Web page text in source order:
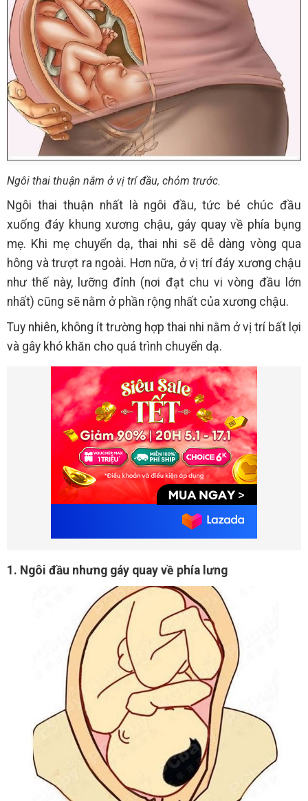
Ngôi thai thuận nằm ở vị trí đầu, chỏm trước.
Ngôi thai thuận nhất là ngôi đầu, tức bé chúc đầu
xuống đáy khung xương chậu, gáy quay về phía bụng
mẹ. Khi mẹ chuyển dạ, thai nhi sẽ dễ dàng vòng qua
hông và trượt ra ngoài. Hơn nữa, ở vị trí đáy xương chậu
như thế này, lưỡng đỉnh (nơi đạt chu vi vòng đầu lớn
nhất) cũng sẽ nằm ở phần rộng nhất của xương chậu.
Tuy nhiên, không ít trường hợp thai nhi nằm ở vị trí bất lợi
và gây khó khăn cho quá trình chuyển dạ.
1. Ngôi đầu nhưng gáy quay về phía lưng